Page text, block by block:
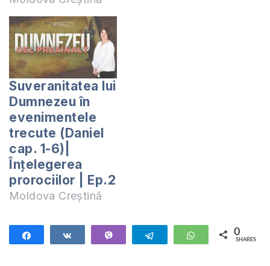
Suveranitatea lui
Dumnezeu în
evenimentele
trecute (Daniel
cap. 1-6)|
Înțelegerea
prorociilor | Ep.2
Moldova Creștină
Telegram WhatsApp
0
SHARES